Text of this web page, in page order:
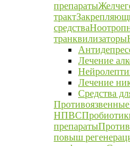
препараты
тракт
средства
транквилизаторы
Лечение
Лечение
Средства
Противоязвенные
НПВС
препараты
повыш